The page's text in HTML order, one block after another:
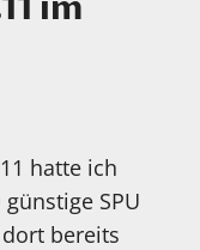
hatte ich
SPU
bereits